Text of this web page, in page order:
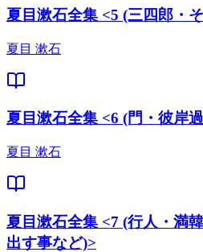
夏目漱石全集 <5 (三四郎・
夏目 漱石
夏目漱石全集 <6 (門・彼岸
夏目 漱石
夏目漱石全集 <7 (行人・満
出す事など)>